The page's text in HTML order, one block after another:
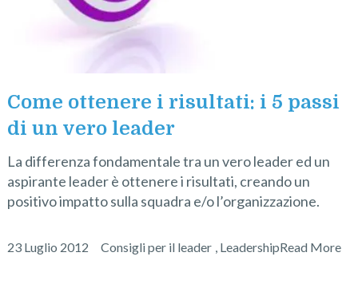
Come ottenere i risultati: i 5 passi
di un vero leader
La differenza fondamentale tra un vero leader ed un
aspirante leader è ottenere i risultati, creando un
positivo impatto sulla squadra e/o l’organizzazione.
23 Luglio 2012 Consigli per il leader , LeadershipRead More